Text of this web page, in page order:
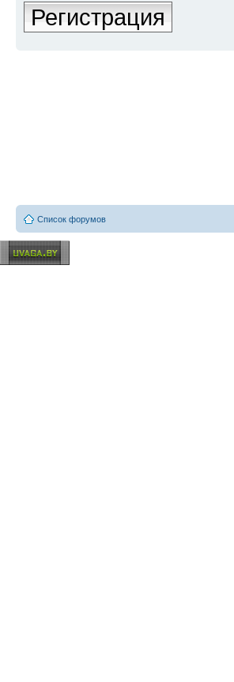
Регистрация
Список форумов